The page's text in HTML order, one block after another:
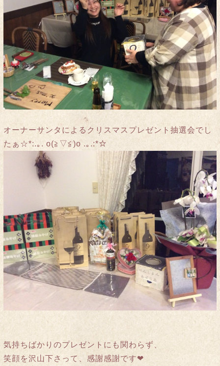
オーナーサンタによるクリスマスプレゼント抽選会でし
たぁ☆*:.｡. o(≧▽≦)o .｡.:*☆
気持ちばかりのプレゼントにも関わらず、
笑顔を沢山下さって、感謝感謝です❤︎